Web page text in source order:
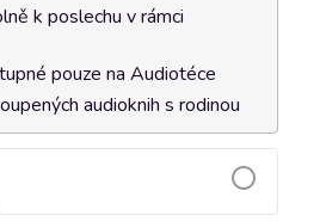
k poslechu v rámci
pouze na Audiotéce
audioknih s rodinou
do košíku